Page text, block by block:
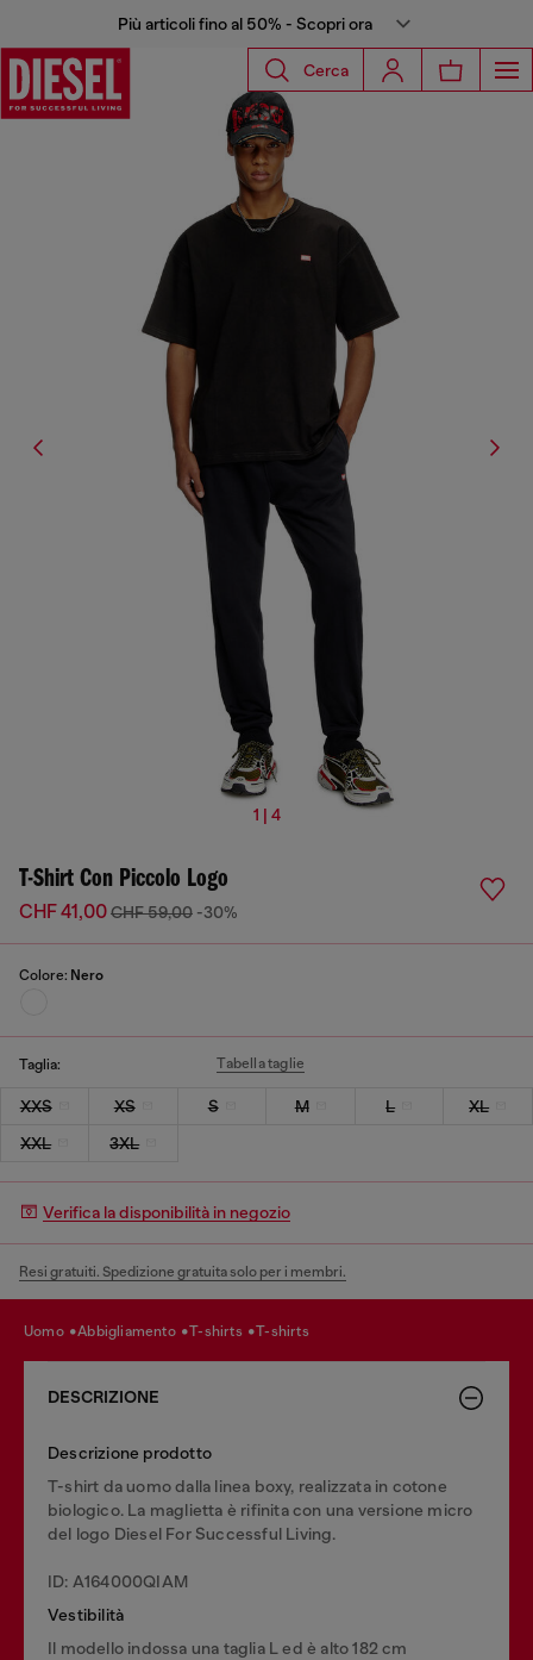
Più articoli fino al 50% - Scopri ora
Cerca
1 | 4
T-Shirt Con Piccolo Logo
CHF 41,00CHF 59,00 -30%
Colore: Nero
Taglia: Tabella taglie
XXS XS S M L
XL
XXL
3XL
Verifica la disponibilità in negozio
Resi gratuiti. Spedizione gratuita solo per i membri.
uomo abbigliamento t-shirts t-shirts
DESCRIZIONE
Descrizione prodotto
T-shirt da uomo dalla linea boxy, realizzata in cotone
biologico. La maglietta è rifinita con una versione micro
del logo Diesel For Successful Living.
ID: A164000QIAM
Vestibilità
Il modello indossa una taglia L ed è alto 182 cm